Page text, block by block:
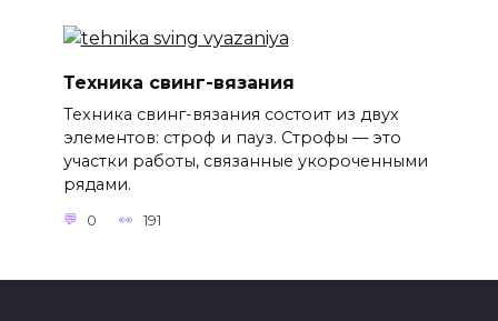
Техника свинг-вязания
Техника свинг-вязания состоит из двух
элементов: строф и пауз. Строфы — это
участки работы, связанные укороченными
рядами.
0 191